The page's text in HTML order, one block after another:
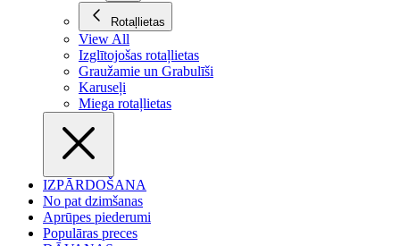
Rotaļlietas
View All
Izglītojošas rotaļlietas
Graužamie un Grabulīši
Karuseļi
Miega rotaļlietas
IZPĀRDOŠANA
No pat dzimšanas
Aprūpes piederumi
Populāras preces